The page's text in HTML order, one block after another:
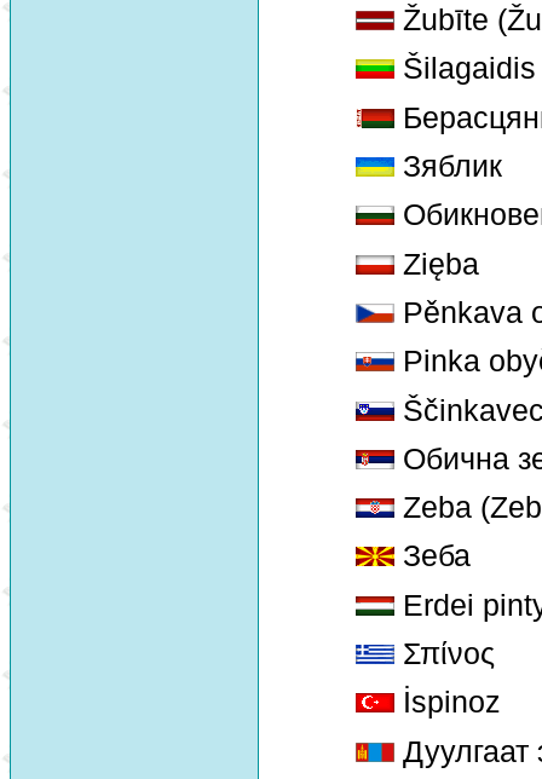
Žubīte
Зяблик
Zięba
Pěnkava
Pinka
Обична
Zeba
Зеба
Erdei
Σπίνος
İspinoz
Дуулгаат